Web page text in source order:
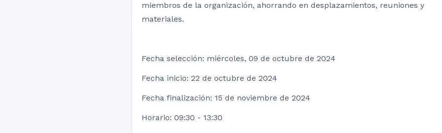
miembros de la organización, ahorrando en desplazamientos, reuniones y
materiales.
Fecha selección: miércoles, 09 de octubre de 2024
Fecha inicio: 22 de octubre de 2024
Fecha finalización: 15 de noviembre de 2024
Horario: 09:30 - 13:30